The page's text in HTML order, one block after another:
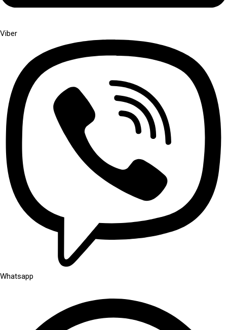
Viber
Whatsapp